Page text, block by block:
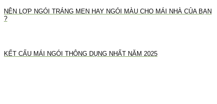
NÊN LỢP NGÓI TRÁNG MEN HAY NGÓI MÀU CHO MÁI NHÀ CỦA BẠN
?
KẾT CẤU MÁI NGÓI THÔNG DỤNG NHẤT NĂM 2025